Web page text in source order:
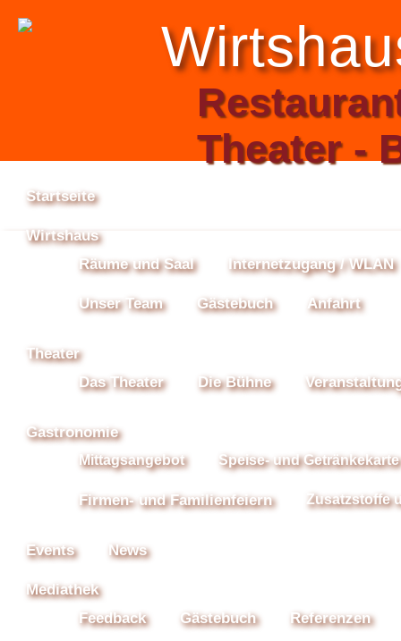
Theater -
Startseite
Wirtshaus
Räume und Saal
Internetzugang / WLAN
Unser Team Gästebuch Anfahrt
Theater
Das Theater
Die Bühne
Gastronomie
Mittagsangebot Speise- und Getränkekarte
Firmen- und Familienfeiern Zusatzstoffe
Events News
Mediathek
Feedback
Gästebuch Referenzen